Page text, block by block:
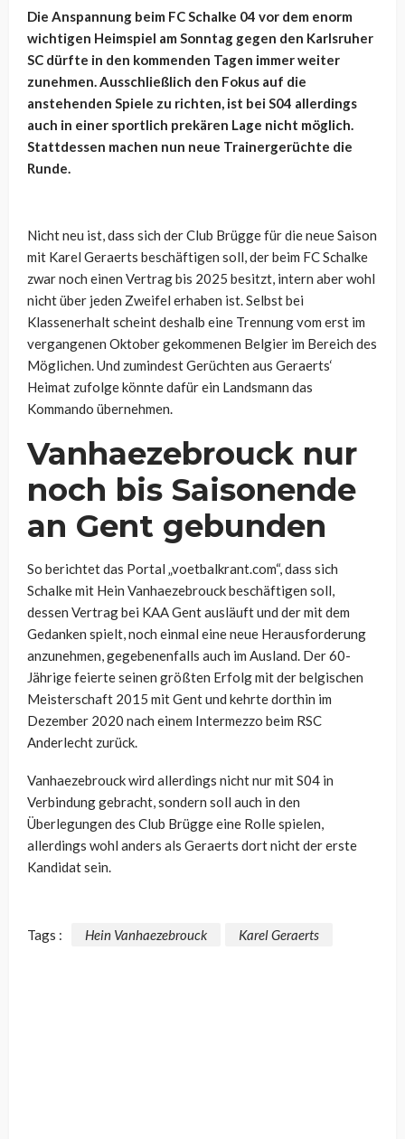
Die Anspannung beim FC Schalke 04 vor dem enorm
wichtigen Heimspiel am Sonntag gegen den Karlsruher
SC dürfte in den kommenden Tagen immer weiter
zunehmen. Ausschließlich den Fokus auf die
anstehenden Spiele zu richten, ist bei S04 allerdings
auch in einer sportlich prekären Lage nicht möglich.
Stattdessen machen nun neue Trainergerüchte die
Runde.
Nicht neu ist, dass sich der Club Brügge für die neue Saison
mit Karel Geraerts beschäftigen soll, der beim FC Schalke
zwar noch einen Vertrag bis 2025 besitzt, intern aber wohl
nicht über jeden Zweifel erhaben ist. Selbst bei
Klassenerhalt scheint deshalb eine Trennung vom erst im
vergangenen Oktober gekommenen Belgier im Bereich des
Möglichen. Und zumindest Gerüchten aus Geraerts‘
Heimat zufolge könnte dafür ein Landsmann das
Kommando übernehmen.
Vanhaezebrouck nur
noch bis Saisonende
an Gent gebunden
So berichtet das Portal „voetbalkrant.com“, dass sich
Schalke mit Hein Vanhaezebrouck beschäftigen soll,
dessen Vertrag bei KAA Gent ausläuft und der mit dem
Gedanken spielt, noch einmal eine neue Herausforderung
anzunehmen, gegebenenfalls auch im Ausland. Der 60-
Jährige feierte seinen größten Erfolg mit der belgischen
Meisterschaft 2015 mit Gent und kehrte dorthin im
Dezember 2020 nach einem Intermezzo beim RSC
Anderlecht zurück.
Vanhaezebrouck wird allerdings nicht nur mit S04 in
Verbindung gebracht, sondern soll auch in den
Überlegungen des Club Brügge eine Rolle spielen,
allerdings wohl anders als Geraerts dort nicht der erste
Kandidat sein.
Tags : Hein Vanhaezebrouck Karel Geraerts